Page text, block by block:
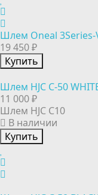
Шлем Oneal 3Series-
19 450 ₽
Купить
Шлем HJC C-50
11 000 ₽
Шлем HJC C10
В наличии
Купить